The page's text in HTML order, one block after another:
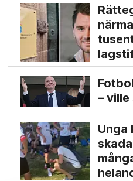
– ville
Unga